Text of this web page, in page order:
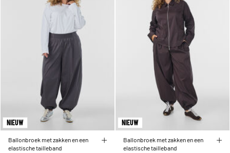
NIEUW
Ballonbroek met zakken en een
elastische tailleband
NIEUW
Ballonbroek met zakken en een
elastische tailleband